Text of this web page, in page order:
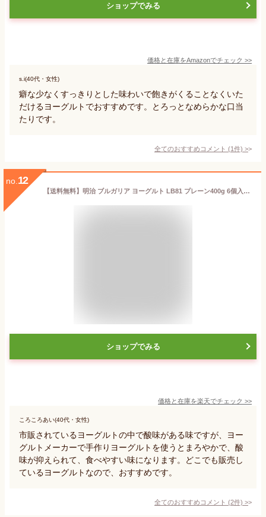
ショップでみる
価格と在庫をAmazonでチェック >>
s.i(40代・女性)
癖な少なくすっきりとした味わいで飽きがくることなくいた
だけるヨーグルトでおすすめです。とろっとなめらかな口当
たりです。
全てのおすすめコメント (1件) >
no. 12
【送料無料】明治 ブルガリア ヨーグルト LB81 プレーン400g 6個入り meiji【クール便】
ショップでみる
価格と在庫を楽天でチェック >>
ころころあい(40代・女性)
市販されているヨーグルトの中で酸味がある味ですが、ヨー
グルトメーカーで手作りヨーグルトを使うとまろやかで、酸
味が抑えられて、食べやすい味になります。どこでも販売し
ているヨーグルトなので、おすすめです。
全てのおすすめコメント (2件) >